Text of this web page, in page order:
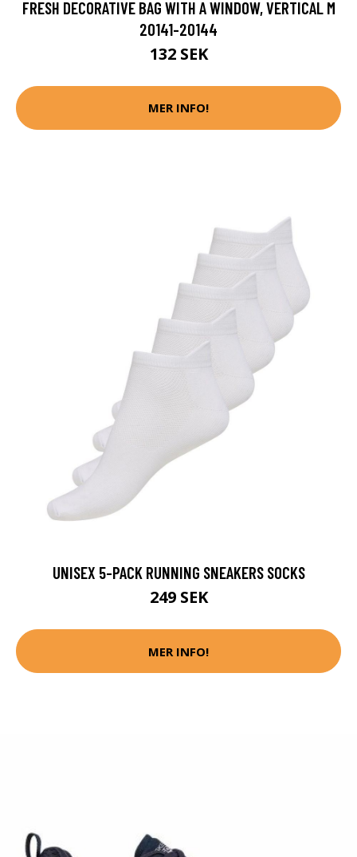
FRESH DECORATIVE BAG WITH A WINDOW, VERTICAL M
20141-20144
132 SEK
MER INFO!
UNISEX 5-PACK RUNNING SNEAKERS SOCKS
249 SEK
MER INFO!